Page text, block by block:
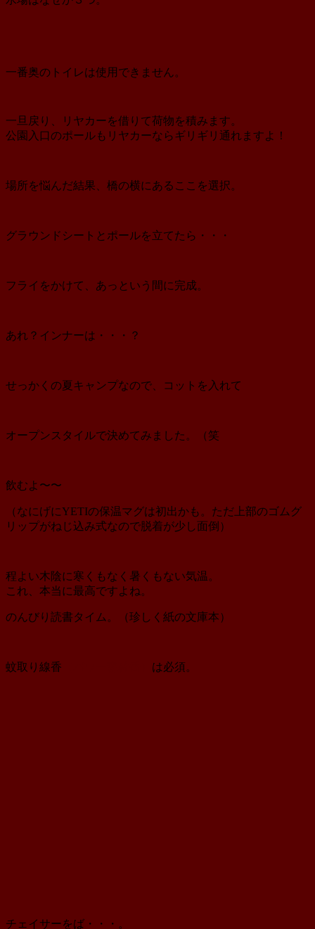
一番奥のトイレは使用できません。
一旦戻り、リヤカーを借りて荷物を積みます。
公園入口のポールもリヤカーならギリギリ通れますよ！
場所を悩んだ結果、橋の横にあるここを選択。
グラウンドシートとポールを立てたら・・・
フライをかけて、あっという間に完成。
あれ？インナーは・・・？
せっかくの夏キャンプなので、コットを入れて
オープンスタイルで決めてみました。（笑
飲むよ〜〜
（なにげにYETIの保温マグは初出かも。ただ上部のゴムグ
リップがねじ込み式なので脱着が少し面倒）
程よい木陰に寒くもなく暑くもない気温。
これ、本当に最高ですよね。
のんびり読書タイム。（珍しく紙の文庫本）
蚊取り線香 は必須。
チェイサーをば・・・。